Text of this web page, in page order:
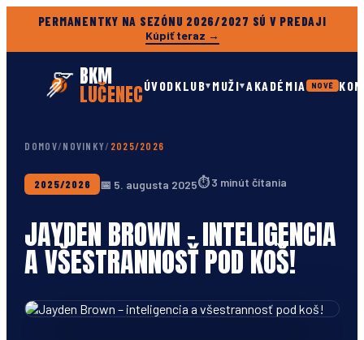
PERMANENTKY NA SEZÓNU 2026/2027 SÚ V PREDAJI
Kúpiť teraz →
BKM
LUČENECÚVODKLUB▾ MUŽI▾AKADÉMIA NOVÉ
DOMOV/NOVINKY/ 2025/2026
2025/2026 📅 5. augusta 2025⏱3 minút čítania
JAYDEN BROWN – INTELIGENCIA
A VŠESTRANNOSŤ POD KOŠ!
Foto: BKM Lučenec